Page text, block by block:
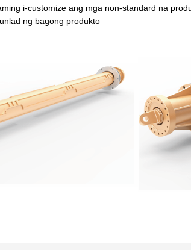
i-customize ang mga non-standard na
ng bagong produkto